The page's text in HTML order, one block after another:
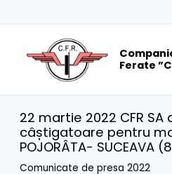
Ferate
22 martie 2022 CFR
câștigatoare pentru
POJORÂTA- SUCEAVA
Comunicate de presa 2022